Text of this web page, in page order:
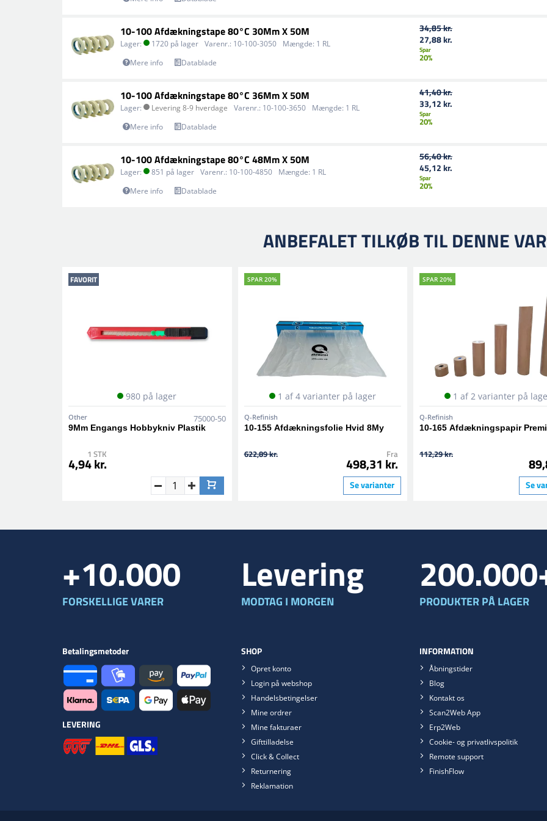
10-100 Afdækningstape 80°C 30Mm X 50M
Lager: 1720 på lager Varenr.: 10-100-3050 Mængde: 1 RL
Mere info
Datablade
34,85 kr.
27,88 kr.
Spar
20%
10-100 Afdækningstape 80°C 36Mm X 50M
Lager: Levering 8-9 hverdage Varenr.: 10-100-3650 Mængde: 1 RL
Mere info
Datablade
41,40 kr.
33,12 kr.
Spar
20%
10-100 Afdækningstape 80°C 48Mm X 50M
Lager: 851 på lager Varenr.: 10-100-4850 Mængde: 1 RL
Mere info
Datablade
56,40 kr.
45,12 kr.
Spar
20%
ANBEFALET TILKØB TIL DENNE
FAVORIT
980 på lager
Other 75000-50
9Mm Engangs Hobbykniv Plastik
1 STK
4,94 kr.
SPAR 20%
1 af 4 varianter på lager
Q-Refinish
10-155 Afdækningsfolie Hvid 8My
622,89 kr. Fra
498,31 kr.
Se varianter
SPAR 20%
1 af 2 varianter på
Q-Refinish
10-165 Afdækningspapir
112,29 kr.
Se
+10.000
FORSKELLIGE VARER
Levering
MODTAG I MORGEN PRODUKTER PÅ LAGER
Betalingsmetoder
LEVERING
SHOP
Opret konto
Login på webshop
Handelsbetingelser
Mine ordrer
Mine fakturaer
Gifttilladelse
Click & Collect
Returnering
Reklamation
INFORMATION
Åbningstider
Blog
Kontakt os
Scan2Web App
Erp2Web
Cookie- og privatlivspolitik
Remote support
FinishFlow